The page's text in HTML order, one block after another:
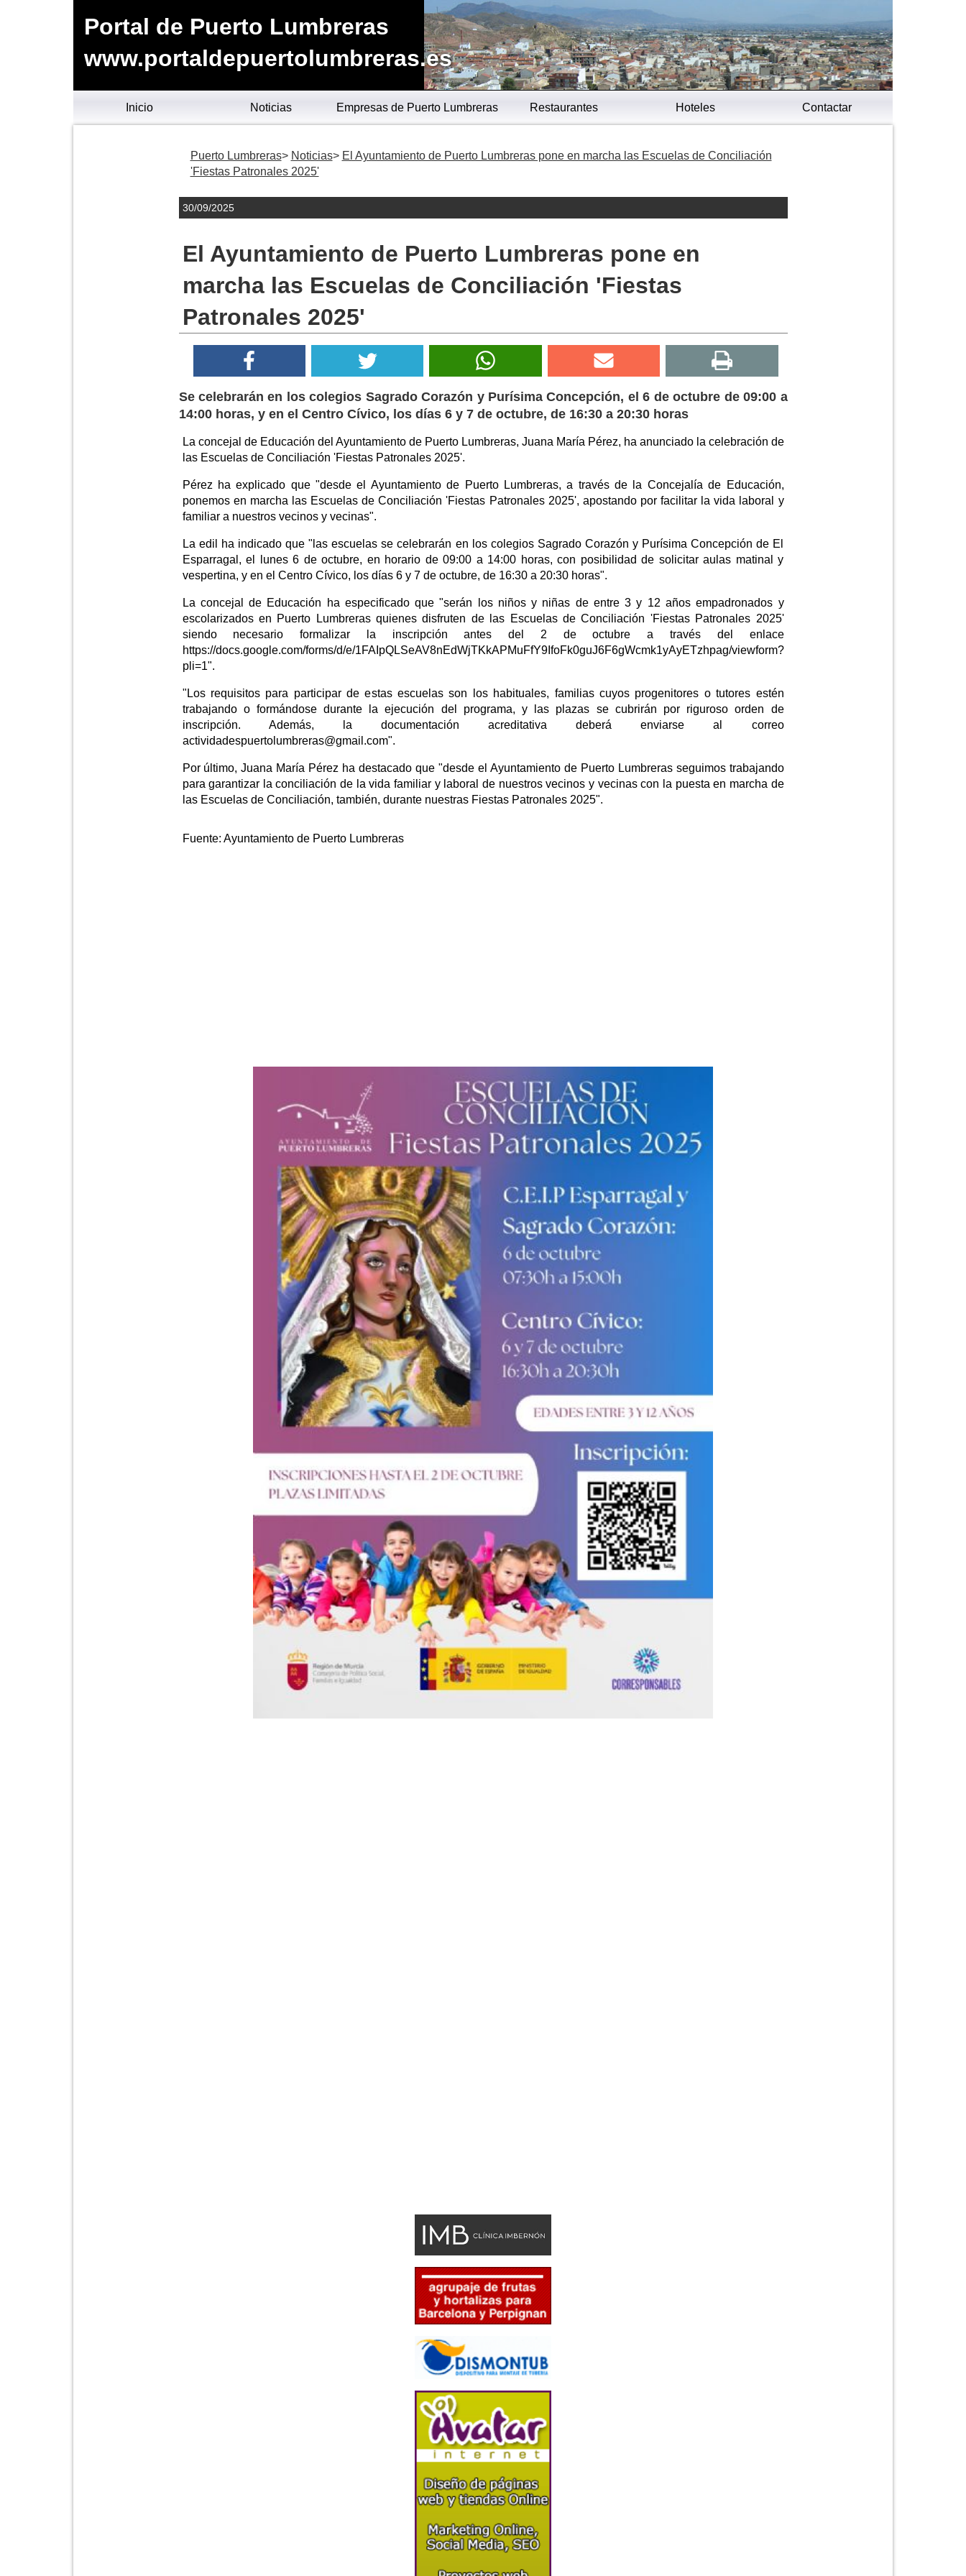
Portal de Puerto Lumbreras
www.portaldepuertolumbreras.es
Inicio Noticias Empresas de Puerto Lumbreras Restaurantes Hoteles Contactar
Puerto Lumbreras Noticias
El Ayuntamiento de Puerto Lumbreras pone en marcha las Escuelas de Conciliación
'Fiestas Patronales 2025'
30/09/2025
El Ayuntamiento de Puerto Lumbreras pone en
marcha las Escuelas de Conciliación 'Fiestas
Patronales 2025'
Se celebrarán en los colegios Sagrado Corazón y Purísima Concepción, el 6 de octubre de 09:00 a
14:00 horas, y en el Centro Cívico, los días 6 y 7 de octubre, de 16:30 a 20:30 horas
La concejal de Educación del Ayuntamiento de Puerto Lumbreras, Juana María Pérez, ha anunciado la celebración de
las Escuelas de Conciliación 'Fiestas Patronales 2025'.
Pérez ha explicado que "desde el Ayuntamiento de Puerto Lumbreras, a través de la Concejalía de Educación,
ponemos en marcha las Escuelas de Conciliación 'Fiestas Patronales 2025', apostando por facilitar la vida laboral y
familiar a nuestros vecinos y vecinas".
La edil ha indicado que "las escuelas se celebrarán en los colegios Sagrado Corazón y Purísima Concepción de El
Esparragal, el lunes 6 de octubre, en horario de 09:00 a 14:00 horas, con posibilidad de solicitar aulas matinal y
vespertina, y en el Centro Cívico, los días 6 y 7 de octubre, de 16:30 a 20:30 horas".
La concejal de Educación ha especificado que "serán los niños y niñas de entre 3 y 12 años empadronados y
escolarizados en Puerto Lumbreras quienes disfruten de las Escuelas de Conciliación 'Fiestas Patronales 2025'
siendo necesario formalizar la inscripción antes del 2 de octubre a través del enlace
https://docs.google.com/forms/d/e/1FAIpQLSeAV8nEdWjTKkAPMuFfY9IfoFk0guJ6F6gWcmk1yAyETzhpag/viewform?
pli=1".
"Los requisitos para participar de estas escuelas son los habituales, familias cuyos progenitores o tutores estén
trabajando o formándose durante la ejecución del programa, y las plazas se cubrirán por riguroso orden de
inscripción. Además, la documentación acreditativa deberá enviarse al correo
actividadespuertolumbreras@gmail.com".
Por último, Juana María Pérez ha destacado que "desde el Ayuntamiento de Puerto Lumbreras seguimos trabajando
para garantizar la conciliación de la vida familiar y laboral de nuestros vecinos y vecinas con la puesta en marcha de
las Escuelas de Conciliación, también, durante nuestras Fiestas Patronales 2025".
Fuente: Ayuntamiento de Puerto Lumbreras